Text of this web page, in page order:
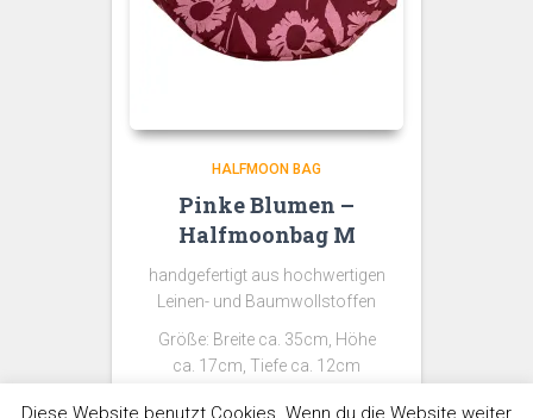
HALFMOON BAG
Pinke Blumen –
Halfmoonbag M
handgefertigt aus hochwertigen
Leinen- und Baumwollstoffen
Größe: Breite ca. 35cm, Höhe
ca. 17cm, Tiefe ca. 12cm
Diese Website benutzt Cookies. Wenn du die Website weiter